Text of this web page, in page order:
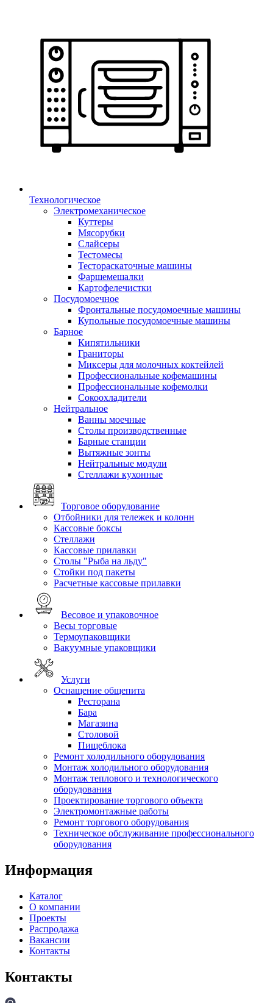
Технологическое
Электромеханическое
Куттеры
Мясорубки
Слайсеры
Тестомесы
Тестораскаточные машины
Фаршемешалки
Картофелечистки
Посудомоечное
Фронтальные посудомоечные машины
Купольные посудомоечные машины
Барное
Кипятильники
Граниторы
Миксеры для молочных коктейлей
Профессиональные кофемашины
Профессиональные кофемолки
Сокоохладители
Нейтральное
Ванны моечные
Столы производственные
Барные станции
Вытяжные зонты
Нейтральные модули
Стеллажи кухонные
Торговое оборудование
Отбойники для тележек и колонн
Кассовые боксы
Стеллажи
Кассовые прилавки
Столы "Рыба на льду"
Стойки под пакеты
Расчетные кассовые прилавки
Весовое и упаковочное
Весы торговые
Термоупаковщики
Вакуумные упаковщики
Услуги
Оснащение общепита
Ресторана
Бара
Магазина
Столовой
Пищеблока
Ремонт холодильного оборудования
Монтаж холодильного оборудования
Монтаж теплового и технологического
оборудования
Проектирование торгового объекта
Электромонтажные работы
Ремонт торгового оборудования
Техническое обслуживание профессионального
оборудования
Информация
Каталог
О компании
Проекты
Распродажа
Вакансии
Контакты
Контакты